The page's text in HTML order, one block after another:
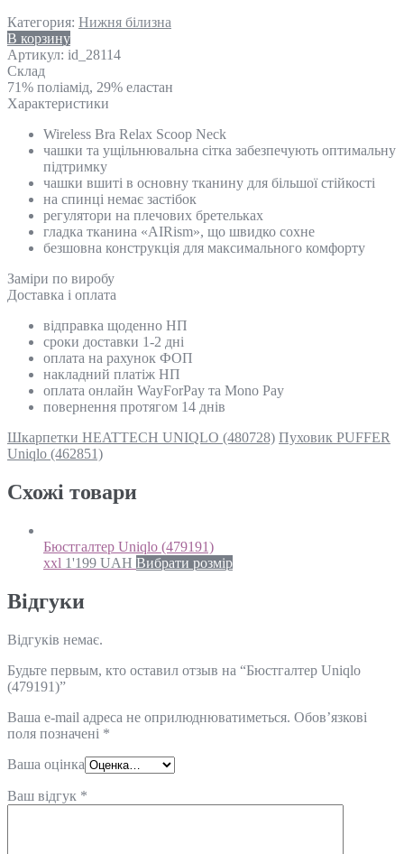
Категория: Нижня білизна
В корзину
Артикул: id_28114
Склад
71% поліамід, 29% еластан
Характеристики
Wireless Bra Relax Scoop Neck
чашки та ущільнювальна сітка забезпечують оптимальну
підтримку
чашки вшиті в основну тканину для більшої стійкості
на спинці немає застібок
регулятори на плечових бретельках
гладка тканина «AIRism», що швидко сохне
безшовна конструкція для максимального комфорту
Замiри по виробу
Доставка і оплата
відправка щоденно НП
сроки доставки 1-2 дні
оплата на рахунок ФОП
накладний платіж НП
оплата онлайн WayForPay та Mono Pay
повернення протягом 14 днів
Шкарпетки HEATTECH UNIQLO (480728) Пуховик PUFFER
Uniqlo (462851)
Схожi товари
Бюстгалтер Uniqlo (479191)
xxl 1'199 UAH Вибрати розмір
Відгуки
Відгуків немає.
Будьте первым, кто оставил отзыв на “Бюстгалтер Uniqlo
(479191)”
Ваша e-mail адреса не оприлюднюватиметься. Обов’язкові
поля позначені *
Ваша оцінка
Ваш відгук *